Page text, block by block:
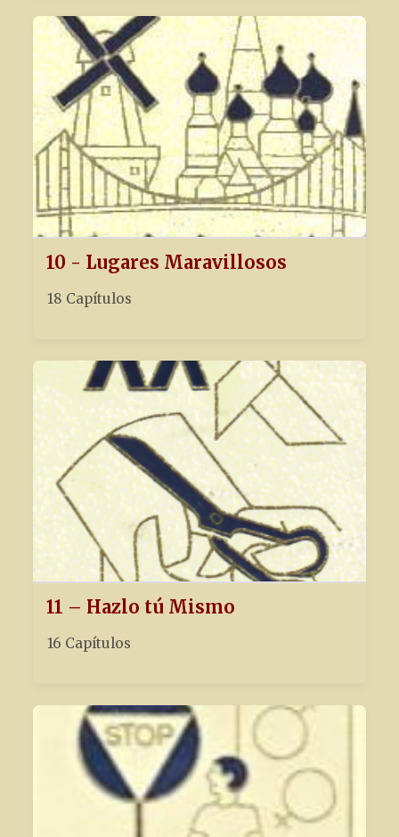
10 - Lugares Maravillosos
18 Capítulos
11 – Hazlo tú Mismo
16 Capítulos